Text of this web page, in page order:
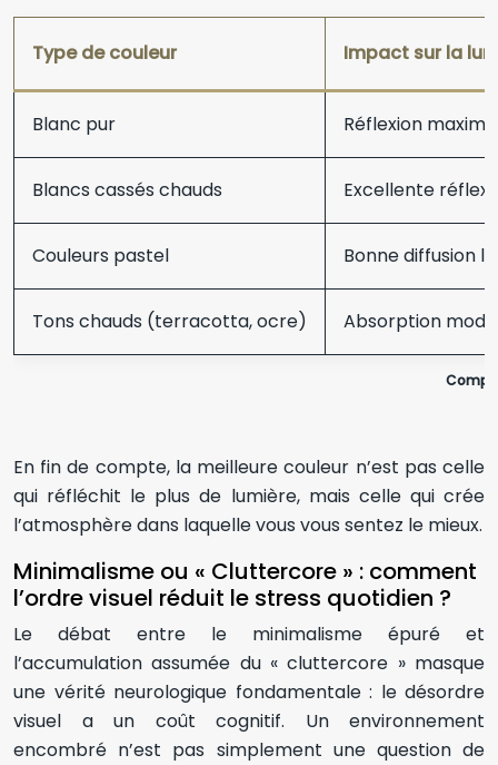
Type de couleur Impact sur la
Blanc pur Réflexion
Blancs cassés chauds Excellente
Couleurs pastel Bonne diffusion
Tons chauds (terracotta, ocre) Absorption
En fin de compte, la meilleure couleur n’est pas celle
qui réfléchit le plus de lumière, mais celle qui crée
l’atmosphère dans laquelle vous vous sentez le mieux.
Minimalisme ou « Cluttercore » : comment
l’ordre visuel réduit le stress quotidien ?
Le débat entre le minimalisme épuré et
l’accumulation assumée du « cluttercore » masque
une vérité neurologique fondamentale : le désordre
visuel a un coût cognitif. Un environnement
encombré n’est pas simplement une question de